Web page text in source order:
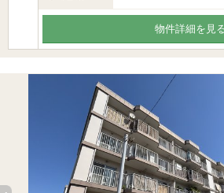
物件詳細を見